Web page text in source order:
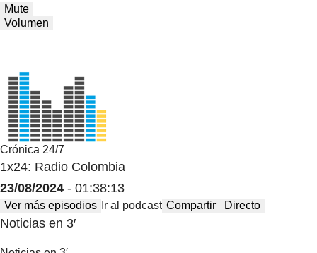
Mute
Volumen
Crónica 24/7
1x24: Radio Colombia
23/08/2024 - 01:38:13
Ver más episodios Ir al podcast Compartir Directo
Noticias en 3′